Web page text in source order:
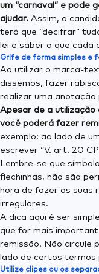
um “carnaval” e pode
ajudar. Assim, o
terá que “decifrar”
lei e saber o que cada
Grife de forma simples e
Ao utilizar o marca-
dissemos, fazer
realizar uma
Apesar de a
você poderá fazer
exemplo: ao lado de
escrever “V. art. 20
Lembre-se que
flechinhas, não são
hora de fazer as suas
irregulares.
A dica aqui é ser
que for mais
remissão. Não circule
lado de certos termos
Utilize clipes ou os